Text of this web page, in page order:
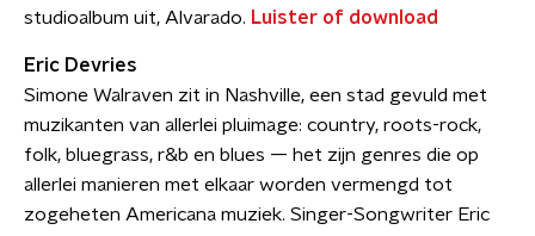
studioalbum uit, Alvarado. Luister of download
Eric Devries
Simone Walraven zit in Nashville, een stad gevuld met
muzikanten van allerlei pluimage: country, roots-rock,
folk, bluegrass, r&b en blues — het zijn genres die op
allerlei manieren met elkaar worden vermengd tot
zogeheten Americana muziek. Singer-Songwriter Eric